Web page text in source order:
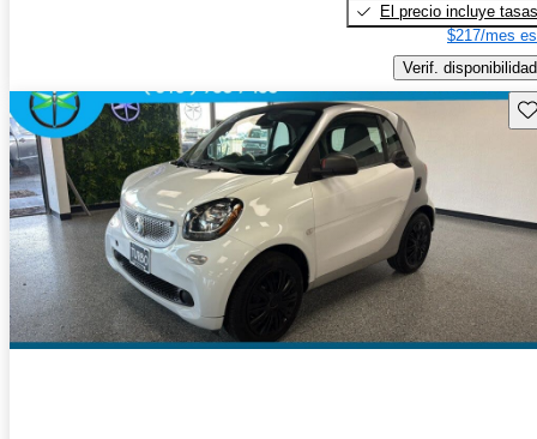
El precio incluye tasas
$217/mes
Verif. disponibilidad